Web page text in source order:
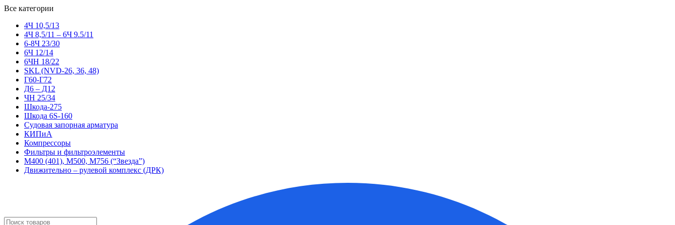
Все категории
4Ч 10,5/13
4Ч 8,5/11 – 6Ч 9.5/11
6-8Ч 23/30
6Ч 12/14
6ЧН 18/22
SKL (NVD-26, 36, 48)
Г60-Г72
Д6 – Д12
ЧН 25/34
Шкода-275
Шкода 6S-160
Судовая запорная арматура
КИПиА
Компрессоры
Фильтры и фильтроэлементы
М400 (401), М500, М756 (“Звезда”)
Движительно – рулевой комплекс (ДРК)